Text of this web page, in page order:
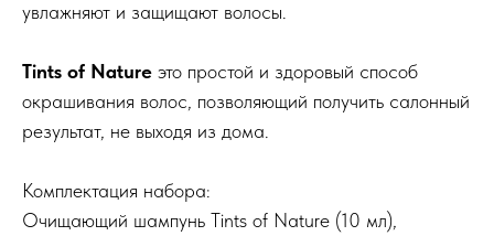
увлажняют и защищают волосы.
Tints of Nature это простой и здоровый способ
окрашивания волос, позволяющий получить салонный
результат, не выходя из дома.
Комплектация набора:
Очищающий шампунь Tints of Nature (10 мл),
Подпишитесь на нашу e-mail рассылку,
чтобы первыми увидеть наши новинки
сотрудничества
Блог
8(800)222 92-68 8 (925)090-68-08
orders@feelbeauty.ru
и общим вопросам
telegram-канал